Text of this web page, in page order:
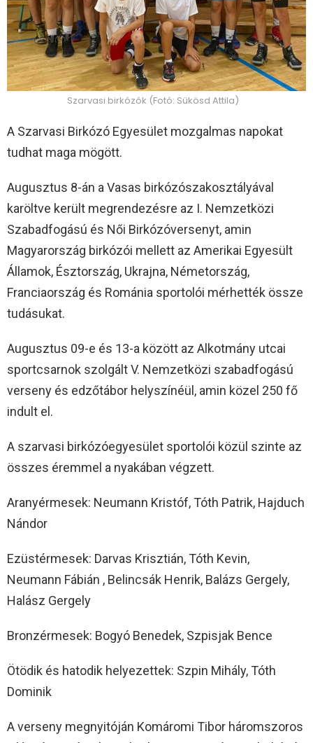
Szarvasi birkózók (Fotó: Sükösd Attila)
A Szarvasi Birkózó Egyesület mozgalmas napokat
tudhat maga mögött.
Augusztus 8-án a Vasas birkózószakosztályával
karöltve került megrendezésre az I. Nemzetközi
Szabadfogású és Női Birkózóversenyt, amin
Magyarország birkózói mellett az Amerikai Egyesült
Államok, Észtország, Ukrajna, Németország,
Franciaország és Románia sportolói mérhették össze
tudásukat.
Augusztus 09-e és 13-a között az Alkotmány utcai
sportcsarnok szolgált V. Nemzetközi szabadfogású
verseny és edzőtábor helyszínéül, amin közel 250 fő
indult el.
A szarvasi birkózóegyesület sportolói közül szinte az
összes éremmel a nyakában végzett.
Aranyérmesek: Neumann Kristóf, Tóth Patrik, Hajduch
Nándor
Ezüstérmesek: Darvas Krisztián, Tóth Kevin,
Neumann Fábián , Belincsák Henrik, Balázs Gergely,
Halász Gergely
Bronzérmesek: Bogyó Benedek, Szpisjak Bence
Ötödik és hatodik helyezettek: Szpin Mihály, Tóth
Dominik
A verseny megnyitóján Komáromi Tibor háromszoros